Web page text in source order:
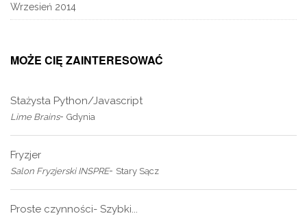
Wrzesień 2014
MOŻE CIĘ ZAINTERESOWAĆ
Stażysta Python/Javascript
Lime Brains- Gdynia
Fryzjer
Salon Fryzjerski INSPRE- Stary Sącz
Proste czynności- Szybki...